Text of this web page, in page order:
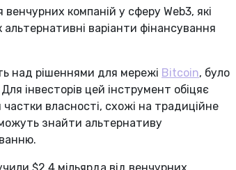
компаній у сферу Web3, які
варіанти фінансування
над рішеннями для мережі Bitcoin, було
інвесторів цей інструмент обіцяє
власності, схожі на традиційне
знайти альтернативу